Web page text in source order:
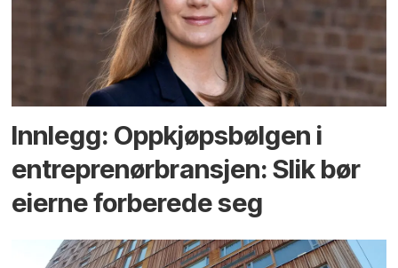
Innlegg: Oppkjøps­bølgen i
entreprenør­bransjen: Slik bør
eierne forberede seg